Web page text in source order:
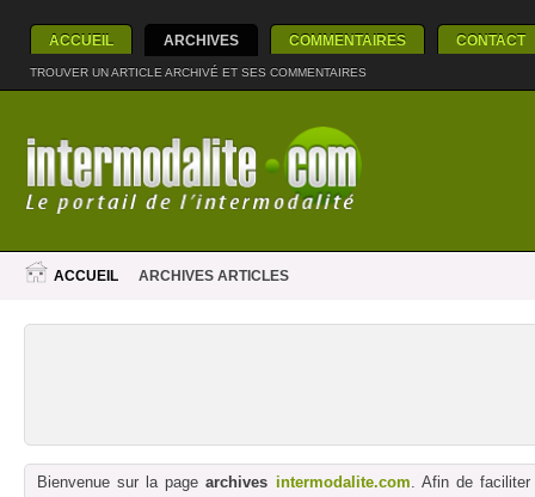
ACCUEIL ARCHIVES COMMENTAIRES CONTACT
TROUVER UN ARTICLE ARCHIVÉ ET SES COMMENTAIRES
ACCUEIL ARCHIVES ARTICLES
Bienvenue sur la pagearchives intermodalite.com. Afin de